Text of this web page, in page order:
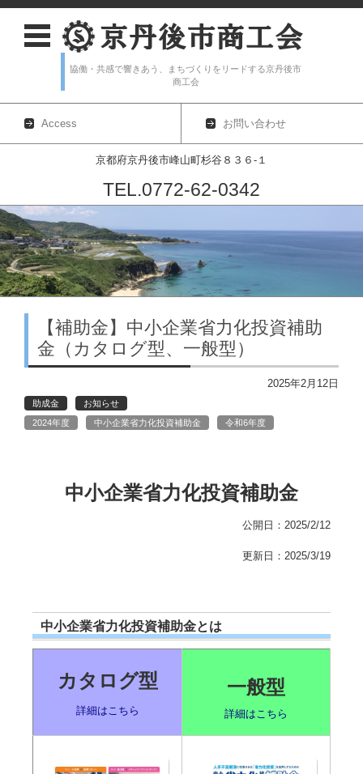
協働・共感で響きあう、まちづくりをリードする京丹後市
商工会
Access お問い合わせ
京都府京丹後市峰山町杉谷８３６-１
TEL.0772-62-0342
コンテンツに移動
【補助金】中小企業省力化投資補助
金（カタログ型、一般型）
2025年2月12日
助成金
お知らせ
2024年度
中小企業省力化投資補助金 令和6年度
中小企業省力化投資補助金
公開日：2025/2/12
更新日：2025/3/19
中小企業省力化投資補助金とは
カタログ型
詳細はこちら
一般型
詳細はこちら